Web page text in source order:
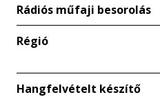
Rádiós műfaji besorolás
Régió
Hangfelvételt készítő